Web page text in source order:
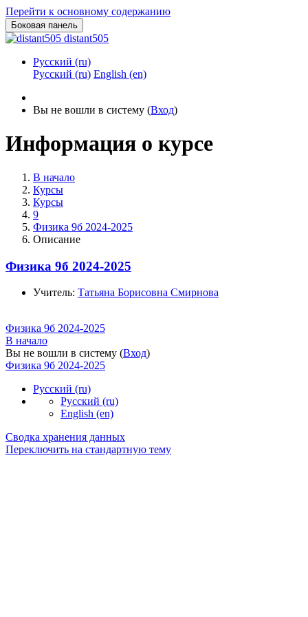
Перейти к основному содержанию
Боковая панель
distant505
Русский ‎(ru)‎
Русский ‎(ru)‎ English ‎(en)‎
Вы не вошли в систему (Вход)
Информация о курсе
В начало
Курсы
Курсы
9
Физика 9б 2024-2025
Описание
Физика 9б 2024-2025
Учитель: Татьяна Борисовна Смирнова
Физика 9б 2024-2025
В начало
Вы не вошли в систему (Вход)
Физика 9б 2024-2025
Русский ‎(ru)‎
Русский ‎(ru)‎
English ‎(en)‎
Сводка хранения данных
Переключить на стандартную тему